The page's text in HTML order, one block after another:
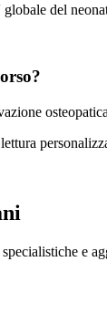
del